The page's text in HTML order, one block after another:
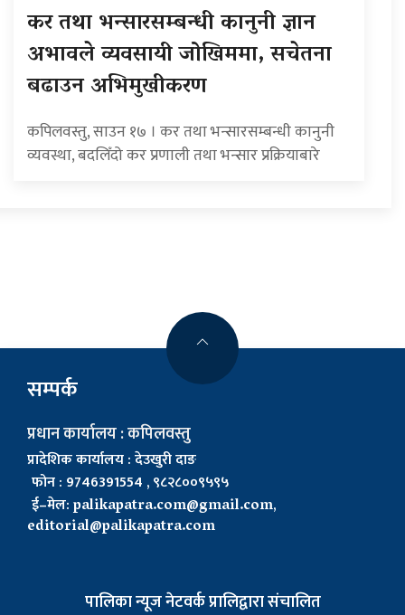
कर तथा भन्सारसम्बन्धी कानुनी ज्ञान
अभावले व्यवसायी जोखिममा, सचेतना
बढाउन अभिमुखीकरण
कपिलवस्तु, साउन १७ । कर तथा भन्सारसम्बन्धी कानुनी
व्यवस्था, बदलिँदो कर प्रणाली तथा भन्सार प्रक्रियाबारे
सम्पर्क
प्रधान कार्यालय : कपिलवस्तु
प्रादेशिक कार्यालय : देउखुरी दाङ
फोन : 9746391554 , ९८२८००९५९५
ई–मेल:palikapatra.com@gmail.com,
editorial@palikapatra.com
पालिका न्यूज नेटवर्क प्रालिद्वारा संचालित